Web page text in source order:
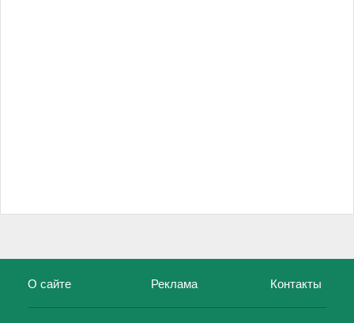
О сайте Реклама Контакты